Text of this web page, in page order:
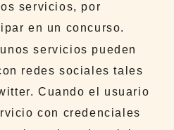
servicios, por
en un concurso.
servicios pueden
redes sociales tales
Cuando el usuario
con credenciales